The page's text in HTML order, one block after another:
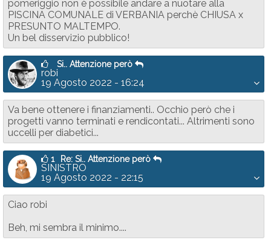
pomeriggio non è possibile andare a nuotare alla
PISCINA COMUNALE di VERBANIA perchè CHIUSA x
PRESUNTO MALTEMPO.
Un bel disservizio pubblico!
Si.. Attenzione però
robi
19 Agosto 2022 - 16:24
Va bene ottenere i finanziamenti.. Occhio però che i
progetti vanno terminati e rendicontati... Altrimenti sono
uccelli per diabetici...
1 Re: Si.. Attenzione però
SINISTRO
19 Agosto 2022 - 22:15
Ciao robi
Beh, mi sembra il minimo....